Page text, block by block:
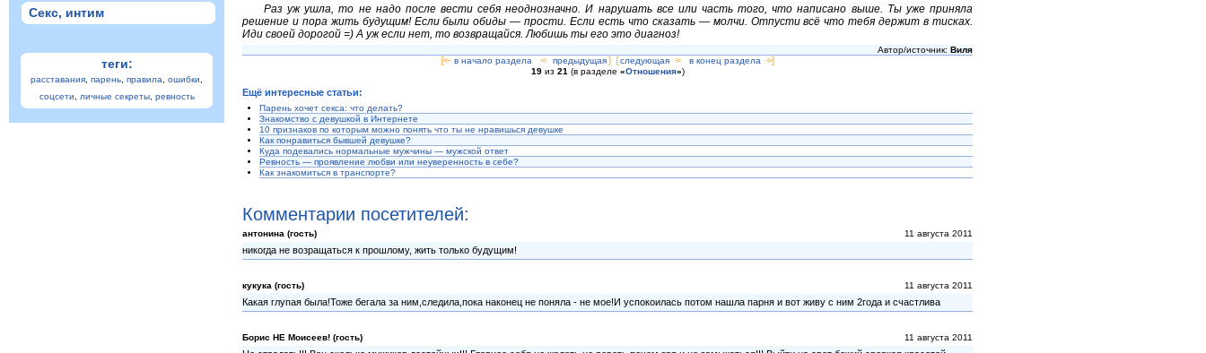
Раз уж ушла, то не надо после вести себя неоднозначно. И нарушать все или часть того, что написано выше. Ты уже приняла
решение и пора жить будущим! Если были обиды — прости. Если есть что сказать — молчи. Отпусти всё что тебя держит в тисках.
Иди своей дорогой =) А уж если нет, то возвращайся. Любишь ты его это диагноз!
Автор/источник: Виля
[<— в начало раздела <- предыдущая] [ следующая -> в конец раздела ->]
19из 21 (в разделе «Отношения»)
Ещё интересные статьи:
Парень хочет секса: что делать?
Знакомство с девушкой в Интернете
10 признаков по которым можно понять что ты не нравишься девушке
Как понравиться бывшей девушке?
Куда подевались нормальные мужчины — мужской ответ
Ревность — проявление любви или неуверенность в себе?
Как знакомиться в транспорте?
Комментарии посетителей:
антонина (гость) 11 августа 2011
никогда не возращаться к прошлому, жить только будущим!
кукука (гость) 11 августа 2011
Какая глупая была!Тоже бегала за ним,следила,пока наконец не поняла - не мое!И успокоилась потом нашла парня и вот живу с ним 2года и счастлива
Борис НЕ Моисеев! (гость) 11 августа 2011
Секс, интим
теги:
расставания парень правила ошибки
соцсети
личные секреты, ревность